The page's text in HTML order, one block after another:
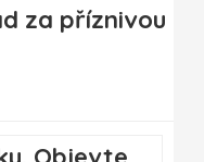
za příznivou